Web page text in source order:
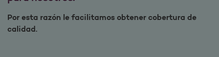
Por esta razón le facilitamos obtener cobertura de
calidad.